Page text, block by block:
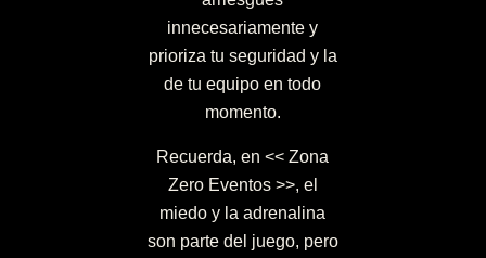
innecesariamente y
prioriza tu seguridad y la
de tu equipo en todo
momento.
Recuerda, en << Zona
Zero Eventos >>, el
miedo y la adrenalina
son parte del juego, pero